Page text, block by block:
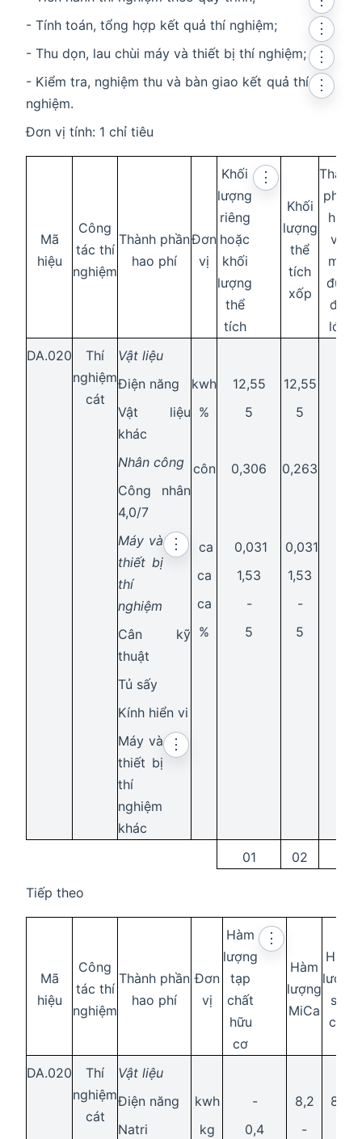
- Tính toán, tổng hợp kết quả thí nghiệm;
⋮
- Thu dọn, lau chùi máy và thiết bị thí nghiệm;
⋮
- Kiểm tra, nghiệm thu và bàn giao kết quả thí
nghiệm.
⋮
Đơn vị tính: 1 chỉ tiêu
Mã
hiệu
Công
tác thí
nghiệm
Thành phần
hao phí
Đơn
vị
Khối
lượng
riêng
hoặc
khối
lượng
thể
tích
⋮
Khối
lượng
thể
tích
xốp
Thành
phần
hạt
và
mô
đun
độ
lớn
DA.020
Thí
nghiệm
cát
Vật liệu
Điện năng
Vật liệu
khác
Nhân công
Công nhân
4,0/7
Máy và
thiết bị
thí
nghiệm
⋮
Cân kỹ
thuật
Tủ sấy
Kính hiển vi
Máy và
thiết bị
thí
nghiệm
khác
⋮
kwh
%
côn
ca
ca
ca
%
12,55
5
0,306
0,031
1,53
-
5
12,55
5
0,263
0,031
1,53
-
5
01 02
Tiếp theo
Mã
hiệu
Công
tác thí
nghiệm
Thành phần
hao phí
Đơn
vị
Hàm
lượng
tạp
chất
hữu
cơ
⋮
Hàm
lượng
MiCa
Hàm
lượng
sét
cục
DA.020
Thí
nghiệm
cát
Vật liệu
Điện năng
Natri
kwh
kg
-
0,4
8,2
-
8,2